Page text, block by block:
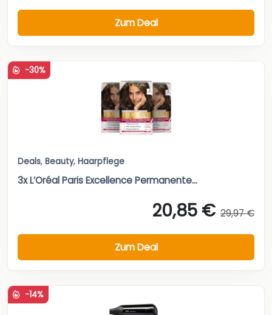
Zum Deal
-30%
Deals, Beauty, Haarpflege
3x L’Oréal Paris Excellence Permanente...
20,85 € 29,97 €
Zum Deal
-14%